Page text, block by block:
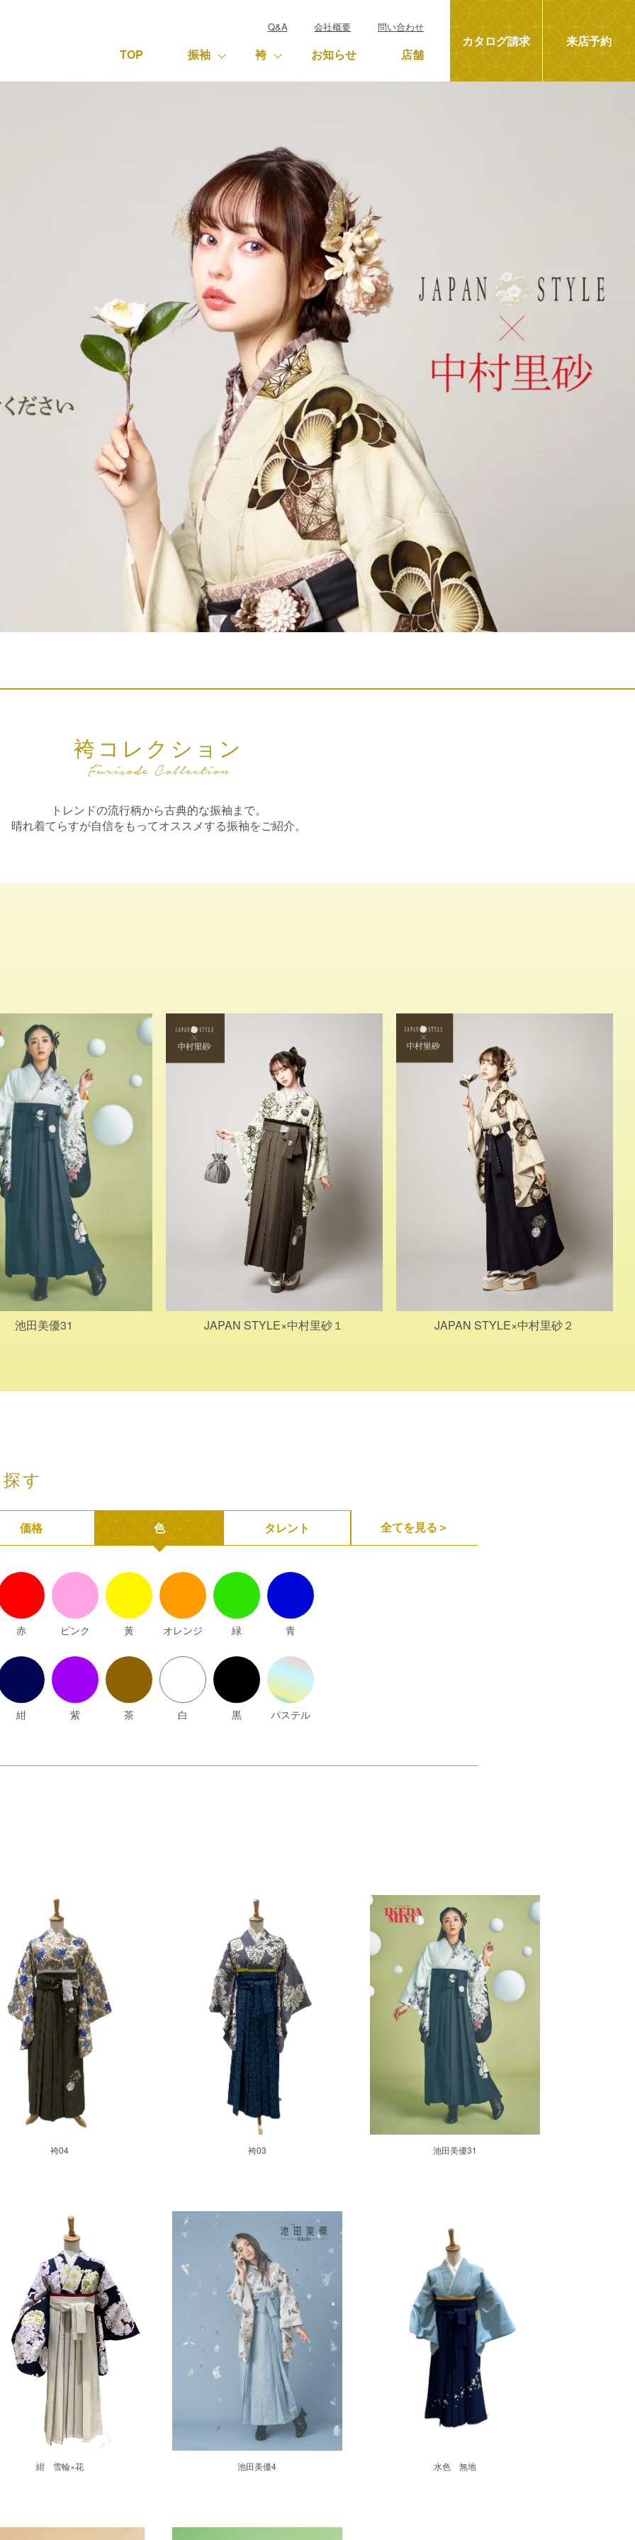
Q&A 会社概要 問い合わせ
TOP 振袖 袴 お知らせ 店舗
カタログ請求 来店予約
袴コレクション
トレンドの流行柄から古典的な振袖まで。
晴れ着てらすが自信をもってオススメする振袖をご紹介。
池田美優31 JAPAN STYLE×中村里砂１ JAPAN STYLE×中村里砂２
す
価格 色 タレント 全てを見る＞
赤 ピンク 黃 オレンジ 緑 青
紺 紫 茶 白 黒 パステル
袴04 袴03 池田美優31
紺 雪輪×花 池田美優4 水色 無地